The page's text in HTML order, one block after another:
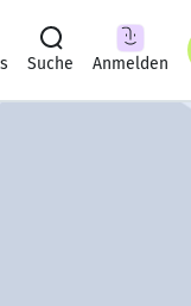
Suche Anmelden